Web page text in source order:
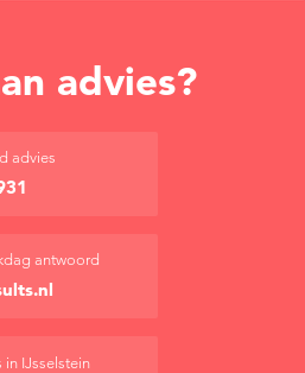
advies?
advies
antwoord
IJsselstein